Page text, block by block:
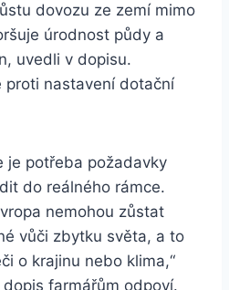
dovozu ze zemí mimo
úrodnost půdy a
uvedli v dopisu.
proti nastavení dotační
je potřeba požadavky
do reálného rámce.
nemohou zůstat
vůči zbytku světa, a to
o krajinu nebo klima,“
farmářům odpoví.